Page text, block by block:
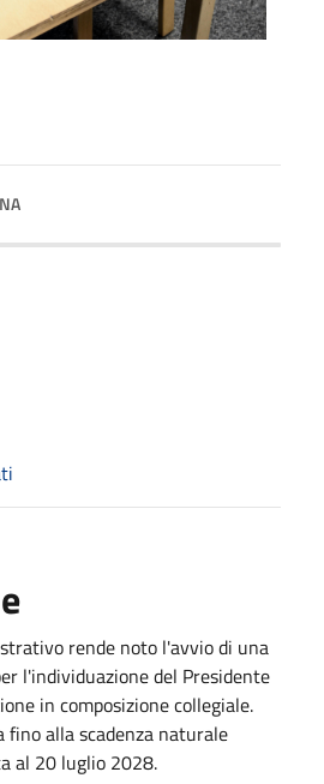
rende noto l'avvio di una
l'individuazione del Presidente
in composizione collegiale.
fino alla scadenza naturale
al 20 luglio 2028.